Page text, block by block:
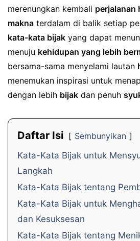
merenungkan kembali perjalanan
makna terdalam di balik setiap
kata-kata bijak yang dapat
menuju kehidupan yang lebih
bersama-sama menyelami lautan
menemukan inspirasi untuk
dengan lebih bijak dan penuh
Daftar Isi
Sembunyikan
Kata-Kata Bijak untuk
Langkah
Kata-Kata Bijak tentang
Kata-Kata Bijak untuk
dan Kesuksesan
Kata-Kata Bijak tentang